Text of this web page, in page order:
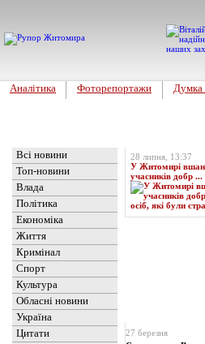
Аналітика Фоторепортажи Думка
Всі новини
Топ-новини
Влада
Політика
Економіка
Життя
Кримінал
Спорт
Культура
Обласні новини
Україна
Цитати
28 липня, 13:37
У Житомирі
учасників добр ...
27 березня